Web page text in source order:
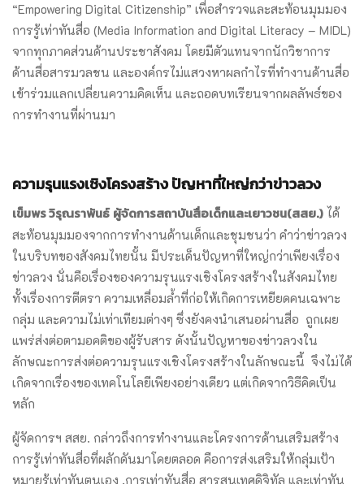
“Empowering Digital Citizenship” เพื่อสำรวจและสะท้อนมุมมอง
การรู้เท่าทันสื่อ (Media Information and Digital Literacy – MIDL)
จากทุกภาคส่วนด้านประชาสังคม โดยมีตัวแทนจากนักวิชาการ
ด้านสื่อสารมวลชน และองค์กรไม่แสวงหาผลกำไรที่ทำงานด้านสื่อ
เข้าร่วมแลกเปลี่ยนความคิดเห็น และถอดบทเรียนจากผลลัพธ์ของ
การทำงานที่ผ่านมา
ความรุนแรงเชิงโครงสร้าง ปัญหาที่ใหญ่กว่าข่าวลวง
เข็มพร วิรุณราพันธ์ ผู้จัดการสถาบันสื่อเด็กและเยาวชน(สสย.) ได้
สะท้อนมุมมองจากการทำงานด้านเด็กและชุมชนว่า คำว่าข่าวลวง
ในบริบทของสังคมไทยนั้น มีประเด็นปัญหาที่ใหญ่กว่าเพียงเรื่อง
ข่าวลวง นั่นคือเรื่องของความรุนแรงเชิงโครงสร้างในสังคมไทย
ทั้งเรื่องการตีตรา ความเหลื่อมล้ำที่ก่อให้เกิดการเหยียดคนเฉพาะ
กลุ่ม และความไม่เท่าเทียมต่างๆ ซึ่งยังคงนำเสนอผ่านสื่อ ถูกเผย
แพร่ส่งต่อตามอคติของผู้รับสาร ดังนั้นปัญหาของข่าวลวงใน
ลักษณะการส่งต่อความรุนแรงเชิงโครงสร้างในลักษณะนี้ จึงไม่ได้
เกิดจากเรื่องของเทคโนโลยีเพียงอย่างเดียว แต่เกิดจากวิธีคิดเป็น
หลัก
ผู้จัดการฯ สสย. กล่าวถึงการทำงานและโครงการด้านเสริมสร้าง
การรู้เท่าทันสื่อที่ผลักดันมาโดยตลอด คือการส่งเสริมให้กลุ่มเป้า
หมายรู้เท่าทันตนเอง ,การเท่าทันสื่อ สารสนเทศดิจิทัล และเท่าทัน